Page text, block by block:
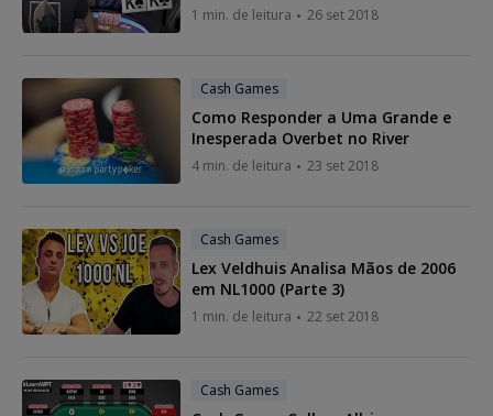
1 min. de leitura 26 set 2018
Cash Games
Como Responder a Uma Grande e
Inesperada Overbet no River
4 min. de leitura 23 set 2018
Cash Games
Lex Veldhuis Analisa Mãos de 2006
em NL1000 (Parte 3)
1 min. de leitura 22 set 2018
Cash Games